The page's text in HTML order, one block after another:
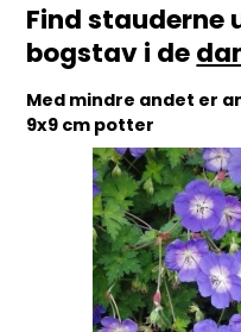
Find stauderne
bogstav i de
Med mindre andet er
9x9 cm potter